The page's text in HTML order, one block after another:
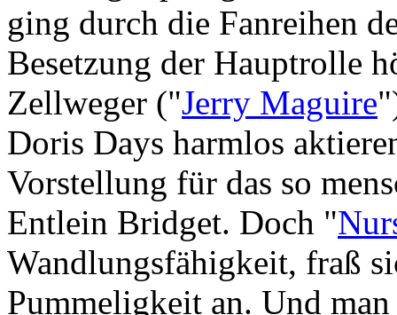
ging durch die Fanreihen
Besetzung der Hauptrolle
Zellweger ("Jerry Maguire
Doris Days harmlos
Vorstellung für das so
Entlein Bridget. Doch "
Wandlungsfähigkeit, fraß
Pummeligkeit an. Und